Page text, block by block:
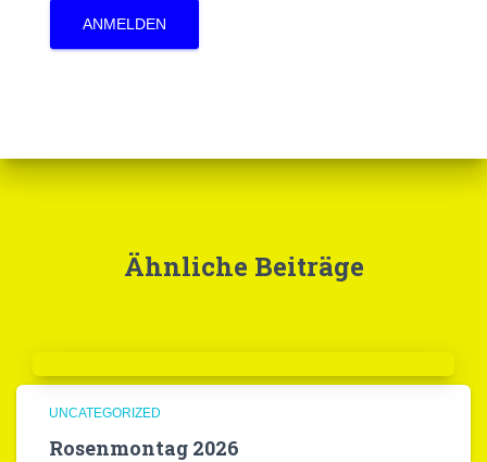
ANMELDEN
Ähnliche Beiträge
UNCATEGORIZED
Rosenmontag 2026